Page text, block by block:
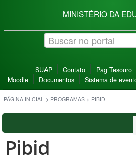
MINISTÉRIO DA
SUAP Contato Pag Tesouro
Moodle
Documentos Sistema de
PÁGINA INICIAL > PROGRAMAS > PIBID
Pibid